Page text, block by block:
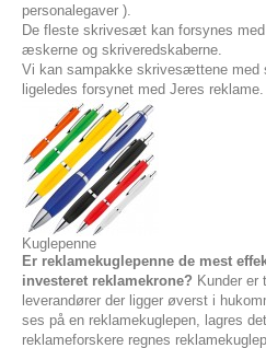
personalegaver ).
De fleste skrivesæt kan forsynes
æskerne og skriveredskaberne.
Vi kan sampakke skrivesættene med
ligeledes forsynet med Jeres reklame.
Kuglepenne
Er reklamekuglepenne de mest
investeret reklamekrone? Kunder er
leverandører der ligger øverst i
ses på en reklamekuglepen, lagres
reklameforskere regnes